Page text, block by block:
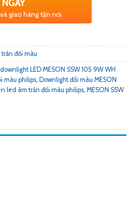
giao hàng tận nơi
đổi màu
LED MESON SSW 105 9W WH
màu philips, Downlight đổi màu MESON
led âm trần đổi màu philips, MESON SSW